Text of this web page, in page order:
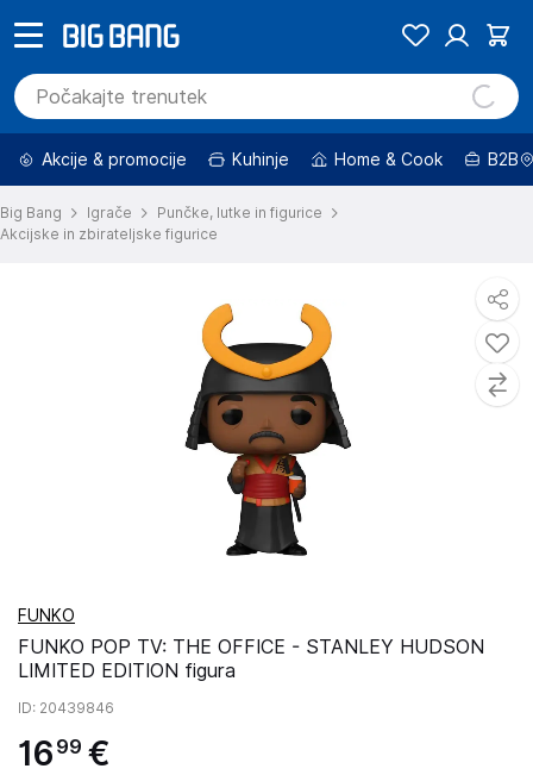
Akcije & promocije Kuhinje Home & Cook B2B
Big Bang Igrače
Punčke, lutke in figurice
Akcijske in zbirateljske figurice
FUNKO
FUNKO POP TV: THE OFFICE - STANLEY HUDSON
LIMITED EDITION figura
ID: 20439846
16 99 €